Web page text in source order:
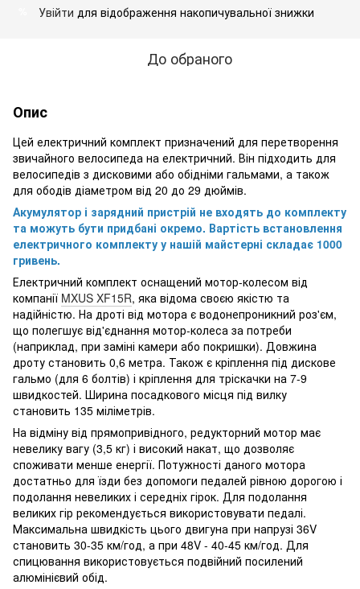
Увійти для відображення накопичувальної знижки
До обраного
Опис
Цей електричний комплект призначений для перетворення
звичайного велосипеда на електричний. Він підходить для
велосипедів з дисковими або обідніми гальмами, а також
для ободів діаметром від 20 до 29 дюймів.
Акумулятор і зарядний пристрій не входять до комплекту
та можуть бути придбані окремо. Вартість встановлення
електричного комплекту у нашій майстерні складає 1000
гривень.
Електричний комплект оснащений мотор-колесом від
компанії MXUS XF15R, яка відома своєю якістю та
надійністю. На дроті від мотора є водонепроникний роз'єм,
що полегшує від'єднання мотор-колеса за потреби
(наприклад, при заміні камери або покришки). Довжина
дроту становить 0,6 метра. Також є кріплення під дискове
гальмо (для 6 болтів) і кріплення для тріскачки на 7-9
швидкостей. Ширина посадкового місця під вилку
становить 135 міліметрів.
На відміну від прямопривідного, редукторний мотор має
невелику вагу (3,5 кг) і високий накат, що дозволяє
споживати менше енергії. Потужності даного мотора
достатньо для їзди без допомоги педалей рівною дорогою і
подолання невеликих і середніх гірок. Для подолання
великих гір рекомендується використовувати педалі.
Максимальна швидкість цього двигуна при напрузі 36V
становить 30-35 км/год, а при 48V - 40-45 км/год. Для
спицювання використовується подвійний посилений
алюмінієвий обід.